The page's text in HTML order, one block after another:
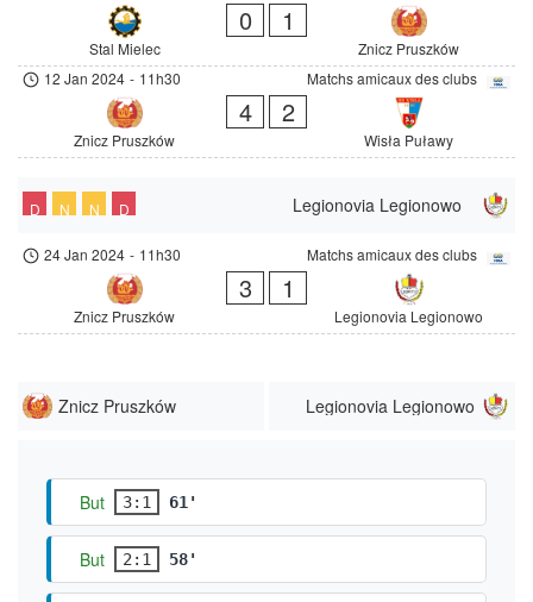
Stal Mielec
0 1
Znicz Pruszków
Matchs amicaux des clubs
12 Jan 2024 - 11h30
Znicz Pruszków
4 2
Wisła Puławy
Legionovia Legionowo
D N N D
Matchs amicaux des clubs
24 Jan 2024 - 11h30
Znicz Pruszków
3 1
Legionovia Legionowo
Znicz Pruszków Legionovia Legionowo
But 3:1 61'
But 2:1 58'